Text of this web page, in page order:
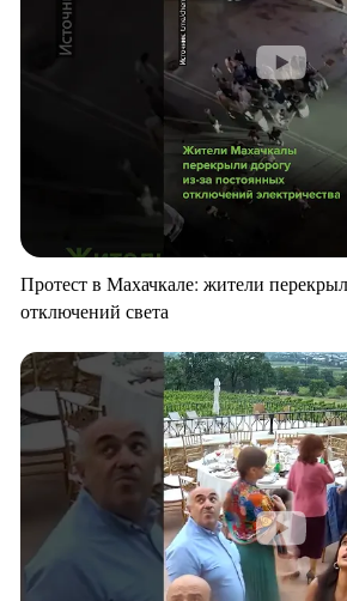
Протест в Махачкале: жители
отключений света